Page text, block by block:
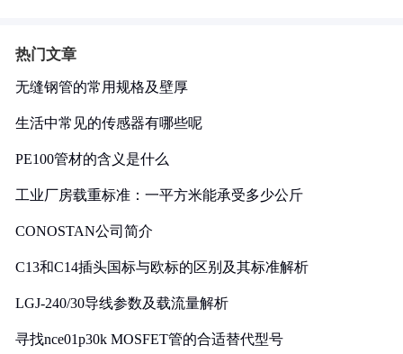
热门文章
无缝钢管的常用规格及壁厚
生活中常见的传感器有哪些呢
PE100管材的含义是什么
工业厂房载重标准：一平方米能承受多少公斤
CONOSTAN公司简介
C13和C14插头国标与欧标的区别及其标准解析
LGJ-240/30导线参数及载流量解析
寻找nce01p30k MOSFET管的合适替代型号